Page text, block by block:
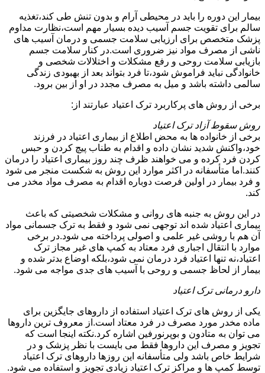
بیمار این دوره را باید در محیطی آرام و بدون تنش طی کند،تغذیه
سالم برای تقویت جسم آسیب دیده بسیار مهم است،نظارت مداوم
پزشک متخصص برای ارزیابی سلامت جسمی و درمان آسیب های
ناشی از مصرف مواد نیز ضروری است.در کنار سلامت جسم
بازیابی سلامت روحی و رفع مشکلات و اختلالات شخصی و
خانوادگی نباید فراموش شود،تا فرد بتواند بعد از بهبودی زندگی
سالمی داشته باشد و میل به مصرف مجدد در او از بین برود.
برخی از روش های پرکاربرد ترک اعتیاد عبارتند از:
روش سقوط آزاد ترک اعتیاد
برخی از خانواده ها به محض اطلاع از بیماری اعتیاد در فرزند
خود،واکنش شدید نشان داده و اقدام به طناب پیچ کردن و حبس
کردن فرد کرده و می خواهند ظرف چند روز بیماری اعتیاد را درمان
کنند.اما متأسفانه در اکثر موارد این روش به شکست منجر می شود
و فرد بیمار در اولین فرصت دوباره اقدام به مصرف مواد مخدر می
کند.
در این روش به جنبه های روانی و مشکلات شخصیتی که باعث
بیماری اعتیاد شده اند توجهی نمی شود و فقط به ترک جسمانی مواد
آن هم با روشی غیر علمی و اصولی پرداخته می شود.در برخی
موارد با انتقال اجباری فرد معتاد به کمپ های غیر مجاز ترک
اعتیاد،نه تنها اعتیاد فرد درمان نمی شود،بلکه اوضاع بدتر شده و
بیمار از لحاظ جسمی و روحی با آسیب های جدی مواجه می شود.
دارو درمانی ترک اعتیاد
یکی از روش های ترک اعتیاد استفاده از داروهای جایگزین برای
ماده مخدر مورد مصرف در فرد معتاد است.از معروف ترین داروها
می توان به متادون و بوپرنورفین اشاره کرد.نکته اینجا است که
تجویز و مصرف این داروها فقط می بایست با نظر پزشک و در
شرایط خاص باشد ولی متأسفانه این روزها داروهای ترک اعتیاد
توسط کمپ ها و مراکز ترک اعتیاد زیادی تجویز و استفاده می شود.